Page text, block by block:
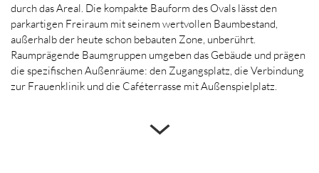
durch das Areal. Die kompakte Bauform des Ovals lässt den
parkartigen Freiraum mit seinem wertvollen Baumbestand,
außerhalb der heute schon bebauten Zone, unberührt.
Raumprägende Baumgruppen umgeben das Gebäude und prägen
die spezifischen Außenräume: den Zugangsplatz, die Verbindung
zur Frauenklinik und die Caféterrasse mit Außenspielplatz.